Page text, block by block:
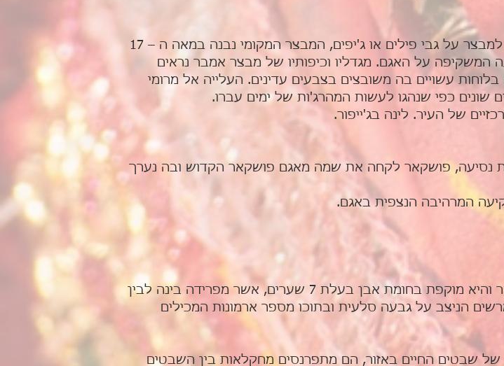
ארוחת בוקר במלון, ביקור במבצר אמבר וטיפוס למבצר על גבי פילים או ג'יפים, המבצר המקומי נבנה במאה ה – 17
המשקיפה על האגם. מגדליו וכיפותיו של מבצר אמבר נראים
עשויים בה משובצים בצבעים עדינים. העלייה אל מרומי
שונים כפי שנהגו לעשות המהרג'ות של ימים עברו.
של העיר. לינה בג'ייפור.
במלון, נסיעה לפושקאר כ – 3 שעות נסיעה, פושקאר לקחה את שמה מאגם פושקאר הקדוש ובה נערך
המרהיבה הנצפית באגם.
ג'ודפור הינה בירתה הקדומה של ממלכת מארוואר והיא מוקפת בחומת אבן בעלת 7 שערים, אשר מפרידה בינה לבין
הניצב על גבעה סלעית ובתוכו מספר ארמונות המכילים
של שבטים החיים באזור, הם מתפרנסים מחקלאות בין השבטים